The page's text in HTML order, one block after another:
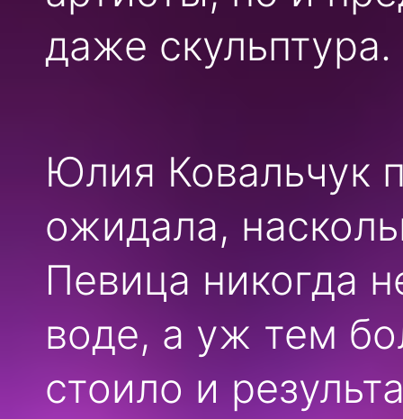
даже скульптура.
Юлия Ковальчук
ожидала,
Певица никогда
воде, а уж тем
стоило и